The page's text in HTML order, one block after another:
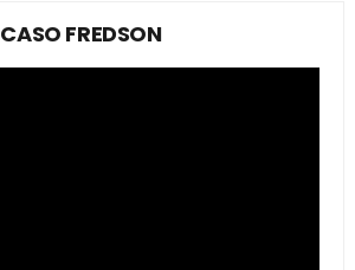
CASO FREDSON